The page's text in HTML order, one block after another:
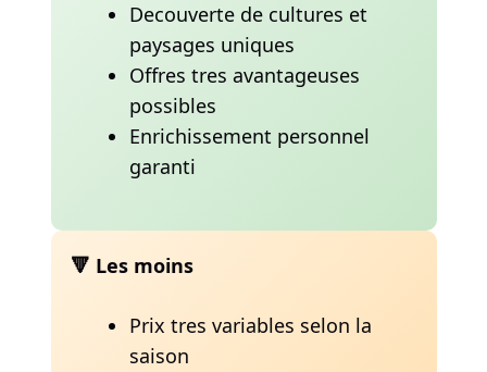
Decouverte de cultures et
paysages uniques
Offres tres avantageuses
possibles
Enrichissement personnel
garanti
🔻 Les moins
Prix tres variables selon la
saison